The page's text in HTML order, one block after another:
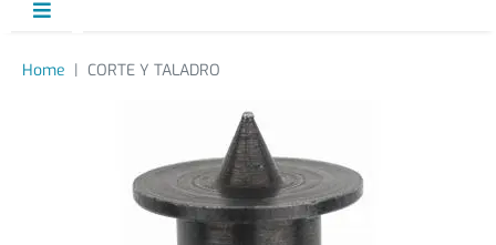
Home CORTE Y TALADRO